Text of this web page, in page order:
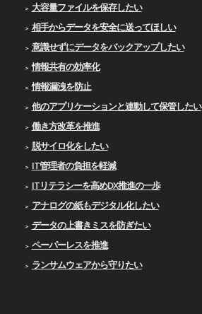
大容量ファイルを保存したい
相手からデータを安全に送ってほしい
意識せずにデータをバックアップしたい
情報共有の効率化
情報漏洩を防止
他のアプリケーションと連動して保管したい
働き方改革を推進
脱サイロ化をしたい
IT管理者の負担を軽減
ITリテラシーを高めDX推進の一歩
アナログの紙もデジタル化したい
データの上書きミスを防ぎたい
ペーパーレスを推進
ランサムウェアから守りたい